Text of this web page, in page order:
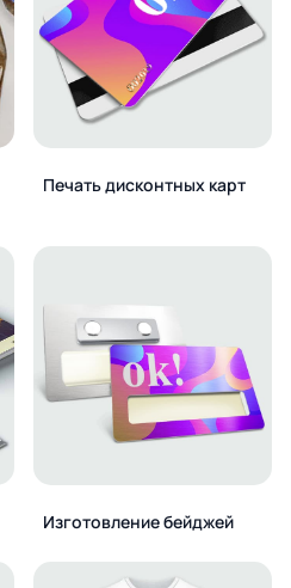
Печать дисконтных карт
Изготовление бейджей